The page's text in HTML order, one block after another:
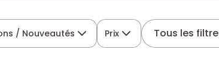
/ Nouveautés Prix Tous les